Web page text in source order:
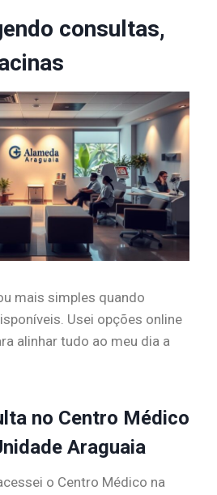
consultas,
mais simples quando
Usei opções online
alinhar tudo ao meu dia a
no Centro Médico
Araguaia
o Centro Médico na